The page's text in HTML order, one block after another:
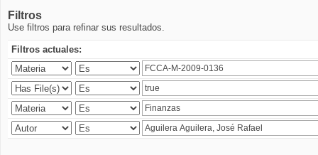
Filtros
Use filtros para refinar sus resultados.
Filtros actuales: